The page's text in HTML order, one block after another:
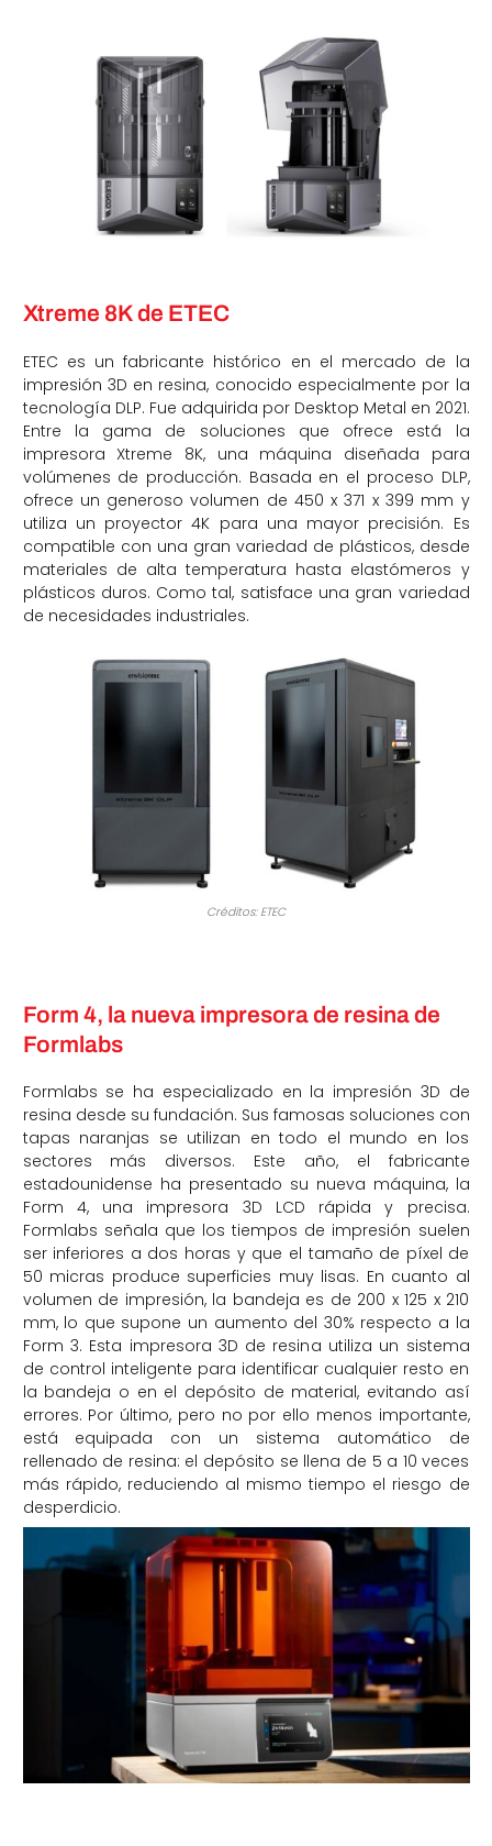
Xtreme 8K de ETEC
ETEC es un fabricante histórico en el mercado de la
impresión 3D en resina, conocido especialmente por la
tecnología DLP. Fue adquirida por Desktop Metal en 2021.
Entre la gama de soluciones que ofrece está la
impresora Xtreme 8K, una máquina diseñada para
volúmenes de producción. Basada en el proceso DLP,
ofrece un generoso volumen de 450 x 371 x 399 mm y
utiliza un proyector 4K para una mayor precisión. Es
compatible con una gran variedad de plásticos, desde
materiales de alta temperatura hasta elastómeros y
plásticos duros. Como tal, satisface una gran variedad
de necesidades industriales.
Créditos: ETEC
Form 4, la nueva impresora de resina de
Formlabs
Formlabs se ha especializado en la impresión 3D de
resina desde su fundación. Sus famosas soluciones con
tapas naranjas se utilizan en todo el mundo en los
sectores más diversos. Este año, el fabricante
estadounidense ha presentado su nueva máquina, la
Form 4, una impresora 3D LCD rápida y precisa.
Formlabs señala que los tiempos de impresión suelen
ser inferiores a dos horas y que el tamaño de píxel de
50 micras produce superficies muy lisas. En cuanto al
volumen de impresión, la bandeja es de 200 x 125 x 210
mm, lo que supone un aumento del 30% respecto a la
Form 3. Esta impresora 3D de resina utiliza un sistema
de control inteligente para identificar cualquier resto en
la bandeja o en el depósito de material, evitando así
errores. Por último, pero no por ello menos importante,
está equipada con un sistema automático de
rellenado de resina: el depósito se llena de 5 a 10 veces
más rápido, reduciendo al mismo tiempo el riesgo de
desperdicio.